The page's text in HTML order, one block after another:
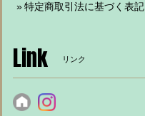
特定商取引法に基づく表記
Link リンク